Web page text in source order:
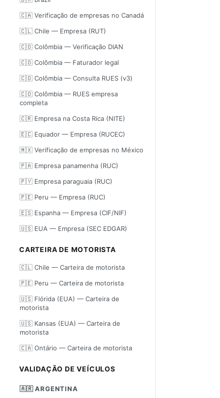
🇨🇦 Verificação de empresas no Canadá
🇨🇱 Chile — Empresa (RUT)
🇨🇴 Colômbia — Verificação DIAN
🇨🇴 Colômbia — Faturador legal
🇨🇴 Colômbia — Consulta RUES (v3)
🇨🇴 Colômbia — RUES empresa
completa
🇨🇷 Empresa na Costa Rica (NITE)
🇪🇨 Equador — Empresa (RUCEC)
🇲🇽 Verificação de empresas no México
🇵🇦 Empresa panamenha (RUC)
🇵🇾 Empresa paraguaia (RUC)
🇵🇪 Peru — Empresa (RUC)
🇪🇸 Espanha — Empresa (CIF/NIF)
🇺🇸 EUA — Empresa (SEC EDGAR)
CARTEIRA DE MOTORISTA
🇨🇱 Chile — Carteira de motorista
🇵🇪 Peru — Carteira de motorista
🇺🇸 Flórida (EUA) — Carteira de
motorista
🇺🇸 Kansas (EUA) — Carteira de
motorista
🇨🇦 Ontário — Carteira de motorista
VALIDAÇÃO DE VEÍCULOS
🇦🇷 ARGENTINA